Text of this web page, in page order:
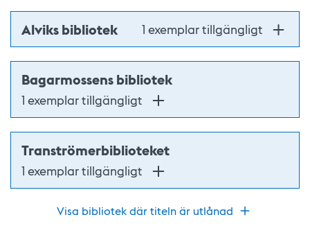
Alviks bibliotek 1 exemplar tillgängligt
Bagarmossens bibliotek
1 exemplar tillgängligt
Tranströmerbiblioteket
1 exemplar tillgängligt
Visa bibliotek där titeln är utlånad